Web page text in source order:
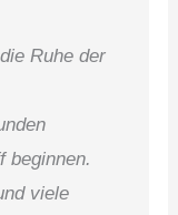
Ruhe der
beginnen.
viele